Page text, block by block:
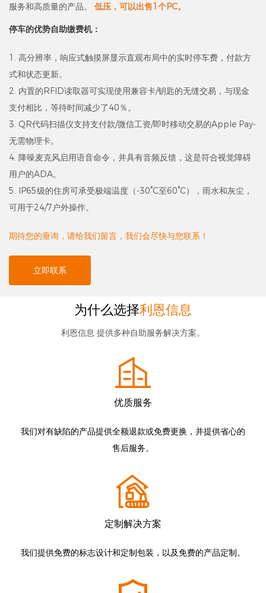
服务和高质量的产品。 低压，可以出售1个PC。
停车的优势自助缴费机：
1. 高分辨率，响应式触摸屏显示直观布局中的实时停车费，付款方
式和状态更新。
2. 内置的RFID读取器可实现使用兼容卡/钥匙的无缝交易，与现金
支付相比，等待时间减少了40％。
3. QR代码扫描仪支持支付款/微信工资/即时移动交易的Apple Pay-
无需物理卡。
4. 降噪麦克风启用语音命令，并具有音频反馈，这是符合视觉障碍
用户的ADA。
5. IP65级的住房可承受极端温度（-30°C至60°C），雨水和灰尘，
可用于24/7户外操作。
期待您的垂询，请给我们留言，我们会尽快与您联系！
立即联系
为什么选择利恩信息
利恩信息 提供多种自助服务解决方案。
优质服务
我们对有缺陷的产品提供全额退款或免费更换，并提供省心的
售后服务。
定制解决方案
我们提供免费的标志设计和定制包装，以及免费的产品定制。